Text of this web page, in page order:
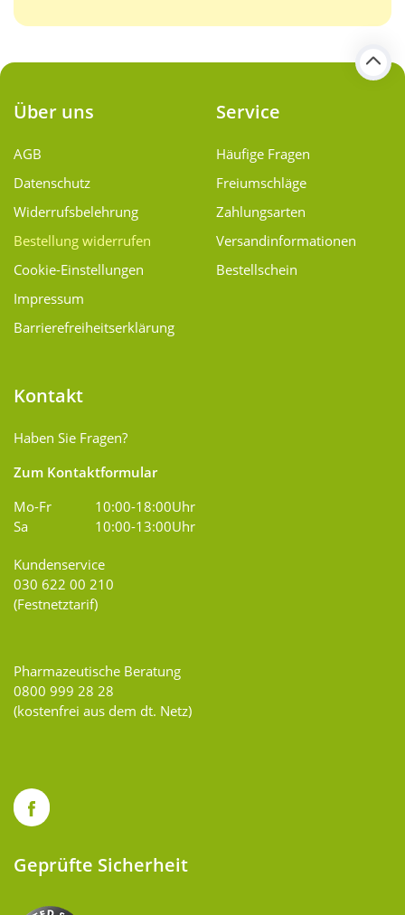
Über uns
AGB
Datenschutz
Widerrufsbelehrung
Bestellung widerrufen
Cookie-Einstellungen
Impressum
Barrierefreiheitserklärung
Service
Häufige Fragen
Freiumschläge
Zahlungsarten
Versand­informationen
Bestellschein
Kontakt
Haben Sie Fragen?
Zum Kontaktformular
Mo-Fr
10:00-18:00Uhr
Sa
10:00-13:00Uhr
Kundenservice
030 622 00 210
(Festnetztarif)
Pharmazeutische Beratung
0800 999 28 28
(kostenfrei aus dem dt. Netz)
Geprüfte Sicherheit